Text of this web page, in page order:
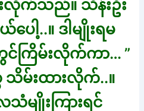
လိုက်သည်။ သိန်းဦး
ေါ့..။ ဒါမျိုးရမ
ကြိမ်းလိုက်ကာ… ”
သိမ်းထားလိုက်..။
မျိုးကြားရင်